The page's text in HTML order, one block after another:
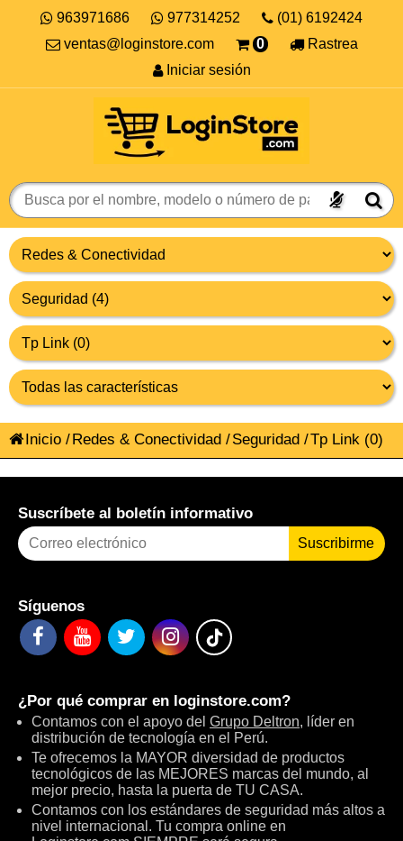
963971686 977314252
(01) 6192424
ventas@loginstore.com
0
Rastrea
Iniciar sesión
Inicio /Redes & Conectividad /Seguridad /Tp Link (0)
Suscríbete al boletín informativo
Suscribirme
Síguenos
¿Por qué comprar en loginstore.com?
Contamos con el apoyo del Grupo Deltron, líder en
distribución de tecnología en el Perú.
Te ofrecemos la MAYOR diversidad de productos
tecnológicos de las MEJORES marcas del mundo, al
mejor precio, hasta la puerta de TU CASA.
Contamos con los estándares de seguridad más altos a
nivel internacional. Tu compra online en